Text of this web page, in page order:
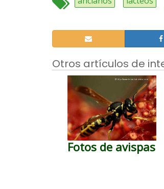
Otros artículos de
Fotos de avispas